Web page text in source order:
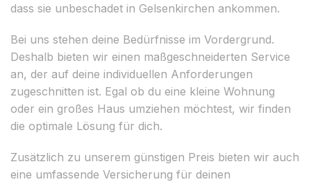
dass sie unbeschadet in Gelsenkirchen ankommen.
Bei uns stehen deine Bedürfnisse im Vordergrund.
Deshalb bieten wir einen maßgeschneiderten Service
an, der auf deine individuellen Anforderungen
zugeschnitten ist. Egal ob du eine kleine Wohnung
oder ein großes Haus umziehen möchtest, wir finden
die optimale Lösung für dich.
Zusätzlich zu unserem günstigen Preis bieten wir auch
eine umfassende Versicherung für deinen